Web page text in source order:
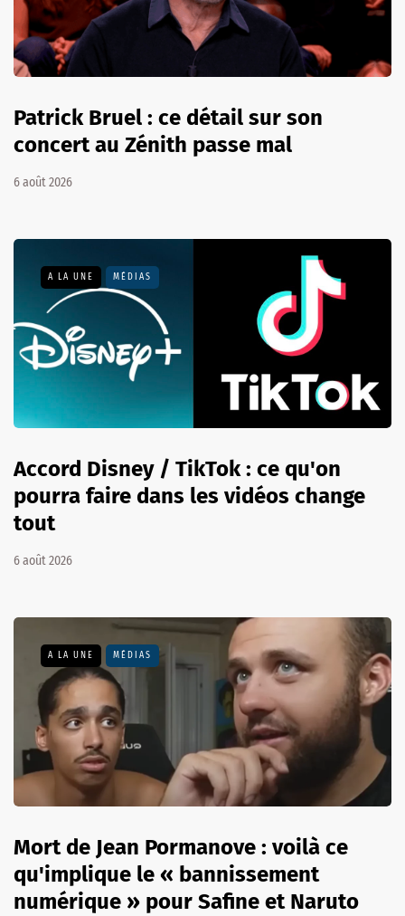
Patrick Bruel : ce détail sur son
concert au Zénith passe mal
6 août 2026
A LA UNE MÉDIAS
Accord Disney / TikTok : ce qu'on
pourra faire dans les vidéos change
tout
6 août 2026
A LA UNE MÉDIAS
Mort de Jean Pormanove : voilà ce
qu'implique le « bannissement
numérique » pour Safine et Naruto